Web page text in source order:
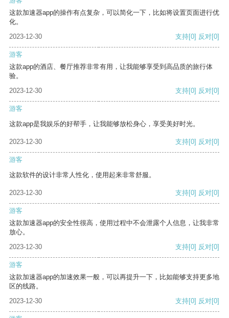
这款加速器app的操作有点复杂，可以简化一下，比如将设置页面进行优
化。
2023-12-30
支持[0] 反对[0]
游客
这款app的酒店、餐厅推荐非常有用，让我能够享受到高品质的旅行体
验。
2023-12-30
支持[0] 反对[0]
游客
这款app是我娱乐的好帮手，让我能够放松身心，享受美好时光。
2023-12-30 支持[0] 反对[0]
游客
这款软件的设计非常人性化，使用起来非常舒服。
2023-12-30 支持[0] 反对[0]
游客
这款加速器app的安全性很高，使用过程中不会泄露个人信息，让我非常
放心。
2023-12-30
支持[0] 反对[0]
游客
这款加速器app的加速效果一般，可以再提升一下，比如能够支持更多地
区的线路。
2023-12-30
支持[0] 反对[0]